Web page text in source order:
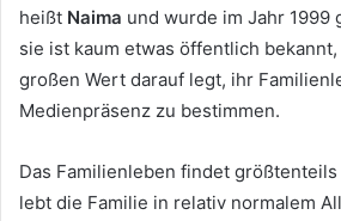
heißt Naima und wurde im Jahr 1999
sie ist kaum etwas öffentlich
großen Wert darauf legt, ihr
Medienpräsenz zu bestimmen.
Das Familienleben findet
lebt die Familie in relativ normalem